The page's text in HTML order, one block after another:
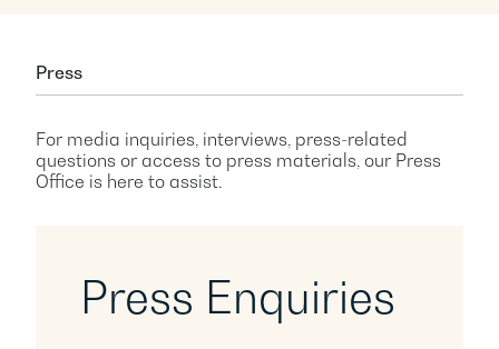
Press
For media inquiries, interviews, press-related
questions or access to press materials, our Press
Office is here to assist.
Press Enquiries